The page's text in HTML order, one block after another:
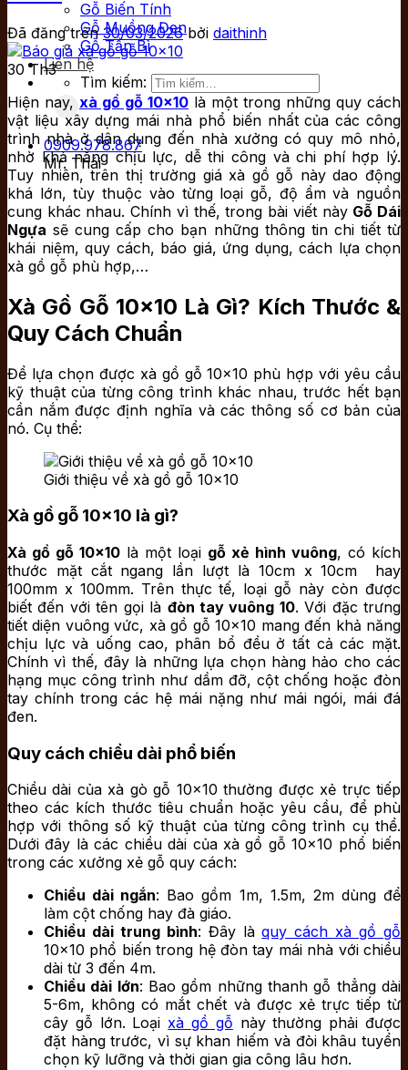
Gỗ Biến Tính
Gỗ Muồng Đen
Gỗ Tần Bì
Liên hệ
Tìm kiếm:
0909.978.867
Mr. Thái
Đã đăng trên30/03/2026 bởi daithinh
30 Th3
Hiện nay, xà gồ gỗ 10×10 là một trong những quy cách
vật liệu xây dựng mái nhà phổ biến nhất của các công
trình nhà ở dân dụng đến nhà xưởng có quy mô nhỏ,
nhờ khả năng chịu lực, dễ thi công và chi phí hợp lý.
Tuy nhiên, trên thị trường giá xà gồ gỗ này dao động
khá lớn, tùy thuộc vào từng loại gỗ, độ ẩm và nguồn
cung khác nhau. Chính vì thế, trong bài viết này Gỗ Dái
Ngựa sẽ cung cấp cho bạn những thông tin chi tiết từ
khái niệm, quy cách, báo giá, ứng dụng, cách lựa chọn
xà gồ gỗ phù hợp,…
Xà Gồ Gỗ 10×10 Là Gì? Kích Thước &
Quy Cách Chuẩn
Để lựa chọn được xà gồ gỗ 10×10 phù hợp với yêu cầu
kỹ thuật của từng công trình khác nhau, trước hết bạn
cần nắm được định nghĩa và các thông số cơ bản của
nó. Cụ thể:
Giới thiệu về xà gồ gỗ 10×10
Xà gồ gỗ 10×10 là gì?
Xà gồ gỗ 10×10 là một loại gỗ xẻ hình vuông, có kích
thước mặt cắt ngang lần lượt là 10cm x 10cm hay
100mm x 100mm. Trên thực tế, loại gỗ này còn được
biết đến với tên gọi là đòn tay vuông 10. Với đặc trưng
tiết diện vuông vức, xà gồ gỗ 10×10 mang đến khả năng
chịu lực và uống cao, phân bổ đều ở tất cả các mặt.
Chính vì thế, đây là những lựa chọn hàng hảo cho các
hạng mục công trình như dầm đỡ, cột chống hoặc đòn
tay chính trong các hệ mái nặng như mái ngói, mái đá
đen.
Quy cách chiều dài phổ biến
Chiều dài của xà gò gỗ 10×10 thường được xẻ trực tiếp
theo các kích thước tiêu chuẩn hoặc yêu cầu, để phù
hợp với thông số kỹ thuật của từng công trình cụ thể.
Dưới đây là các chiều dài của xà gồ gỗ 10×10 phổ biến
trong các xưởng xẻ gỗ quy cách:
Chiều dài ngắn: Bao gồm 1m, 1.5m, 2m dùng để
làm cột chống hay đà giáo.
Chiều dài trung bình: Đây làquy cách xà gồ gỗ
10×10 phổ biến trong hệ đòn tay mái nhà với chiều
dài từ 3 đến 4m.
Chiều dài lớn: Bao gồm những thanh gỗ thẳng dài
5-6m, không có mắt chết và được xẻ trực tiếp từ
cây gỗ lớn. Loạixà gồ gỗ này thường phải được
đặt hàng trước, vì sự khan hiếm và đòi khâu tuyển
chọn kỹ lưỡng và thời gian gia công lâu hơn.